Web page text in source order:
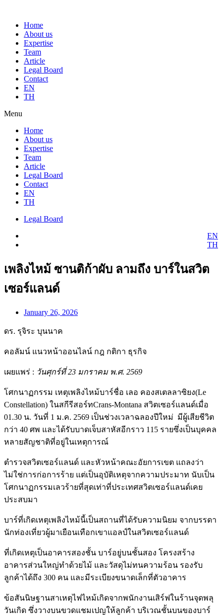
Home
About us
Expertise
Team
Article
Legal Board
Contact
EN
TH
Menu
Home
About us
Expertise
Team
Article
Legal Board
Contact
EN
TH
Legal Board
EN
TH
เพลิงไหม้ ซานติก้าผับ ลามถึง บาร์ในสวิต
เซอร์แลนด์
January 26, 2026
ดร. รุจิระ บุนนาค
คอลัมน์ แนวหน้าออนไลน์ กฎ กติกา ธุรกิจ
เผยแพร่ : วันศุกร์ที่ 23 มกราคม พ.ศ. 2569
โศกนาฏกรรม เหตุเพลิงไหม้บาร์ชื่อ เลอ คองสเตลลาซิยง(Le
Constellation) ในสกีรีสอร์ทCrans-Montana สวิตเซอร์แลนด์เมื่อ
01.30 น. วันที่ 1 ม.ค. 2569 เป็นช่วงเวลาฉลองปีใหม่ มีผู้เสียชีวิต
กว่า 40 ศพ และได้รับบาดเจ็บสาหัสอีกราว 115 รายซึ่งเป็นบุคคล
หลายสัญชาติที่อยู่ในเหตุการณ์
ตำรวจสวิตเซอร์แลนด์ และหัวหน้าคณะอัยการเขต แถลงว่า
ไม่ใช่การก่อการร้าย แต่เป็นอุบัติเหตุจากความประมาท นับเป็น
โศกนาฏกรรมเลวร้ายที่สุดเท่าที่ประเทศสวิตเซอร์แลนด์เคย
ประสบมา
บาร์ที่เกิดเหตุเพลิงไหม้นี้เป็นสถานที่ได้รับความนิยม จากบรรดา
นักท่องเที่ยวผู้มาเยือนเทือกเขาแอลป์ในสวิตเซอร์แลนด์
ที่เกิดเหตุเป็นอาคารสองชั้น บาร์อยู่บนชั้นสอง โครงสร้าง
อาคารส่วนใหญ่ทำด้วยไม้ และวัสดุไม่ทนความร้อน รองรับ
ลูกค้าได้ถึง 300 คน และมีระเบียงขนาดเล็กที่ตัวอาคาร
ข้อสันนิษฐานสาเหตุไฟไหม้เกิดจากพนักงานเสิร์ฟในร้านจุดพลุ
วันเกิด ซึ่งวางบนขวดแชมเปญให้ลูกค้า บริเวณชั้นบนของบาร์